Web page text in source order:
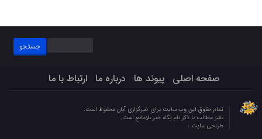
جستجو
برای:
صفحه اصلی پیوند ها درباره ما ارتباط با ما
تمام حقوق این وب سایت برای خبرگزاری آبان محفوظ است.
نشر مطالب با ذکر نام پگاه خبر بلامانع است.
طراحی سایت :